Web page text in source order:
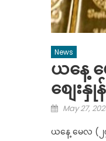
News
ယနေ့ မ
စျေးနှုန်
Posted
May 27,
ယနေ့ မေလ (၂၇